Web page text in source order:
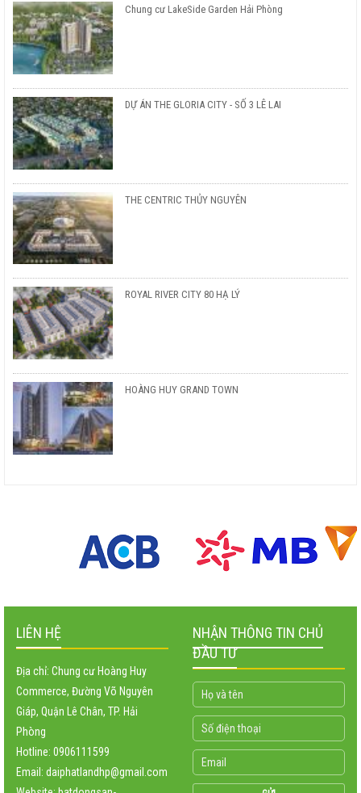
Chung cư LakeSide Garden Hải Phòng
DỰ ÁN THE GLORIA CITY - SỐ 3 LÊ LAI
THE CENTRIC THỦY NGUYÊN
ROYAL RIVER CITY 80 HẠ LÝ
HOÀNG HUY GRAND TOWN
LIÊN HỆ
Địa chỉ: Chung cư Hoàng Huy
Commerce, Đường Võ Nguyên
Giáp, Quận Lê Chân, TP. Hải
Phòng
Hotline: 0906111599
Email: daiphatlandhp@gmail.com
NHẬN THÔNG TIN CHỦ
ĐẦU TƯ